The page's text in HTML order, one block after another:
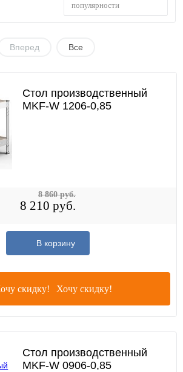
популярности
Вперед Все
Стол производственный
MKF-W 1206-0,85
8 210 руб.
8 860 руб.
В корзину
Хочу скидку!
Стол производственный
MKF-W 0906-0,85